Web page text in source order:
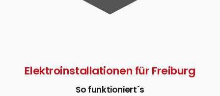
Elektroinstallationen für Freiburg
So funktioniert´s